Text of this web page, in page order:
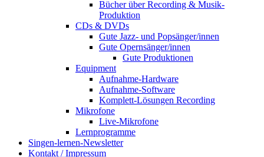
Bücher über Recording & Musik-
Produktion
CDs & DVDs
Gute Jazz- und Popsänger/innen
Gute Opernsänger/innen
Gute Produktionen
Equipment
Aufnahme-Hardware
Aufnahme-Software
Komplett-Lösungen Recording
Mikrofone
Live-Mikrofone
Lernprogramme
Singen-lernen-Newsletter
Kontakt / Impressum